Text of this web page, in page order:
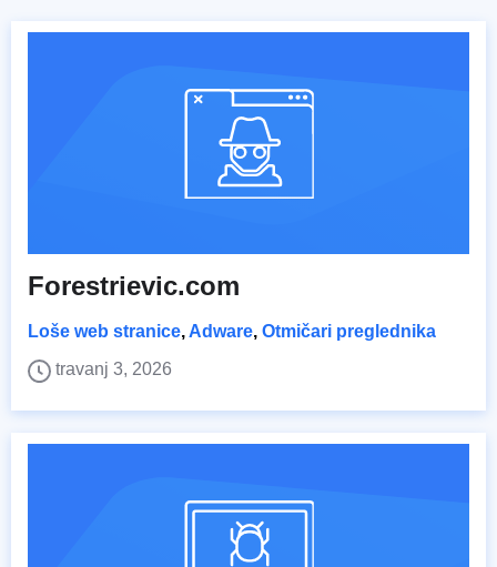
Forestrievic.com
Loše web stranice,Adware, Otmičari preglednika
travanj 3, 2026